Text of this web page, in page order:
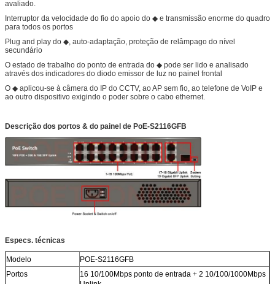
avaliado.
Interruptor da velocidade do fio do apoio do ◆ e transmissão enorme do quadro
para todos os portos
Plug and play do ◆, auto-adaptação, proteção de relâmpago do nível
secundário
O estado de trabalho do ponto de entrada do ◆ pode ser lido e analisado
através dos indicadores do diodo emissor de luz no painel frontal
O ◆ aplicou-se à câmera do IP do CCTV, ao AP sem fio, ao telefone de VoIP e
ao outro dispositivo exigindo o poder sobre o cabo ethernet.
Descrição dos portos & do painel de PoE-S2116GFB
Especs. técnicas
Modelo
POE-S2116GFB
Portos
16 10/100Mbps ponto de entrada + 2 10/100/1000Mbps